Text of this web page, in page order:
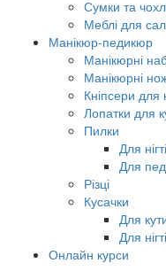
Сумки та
Меблі для
Манікюр-педикюр
Манікюрні
Манікюрні
Кніпсери для
Лопатки для
Пилки
Для
Для
Різці
Кусачки
Для
Для
Онлайн курси